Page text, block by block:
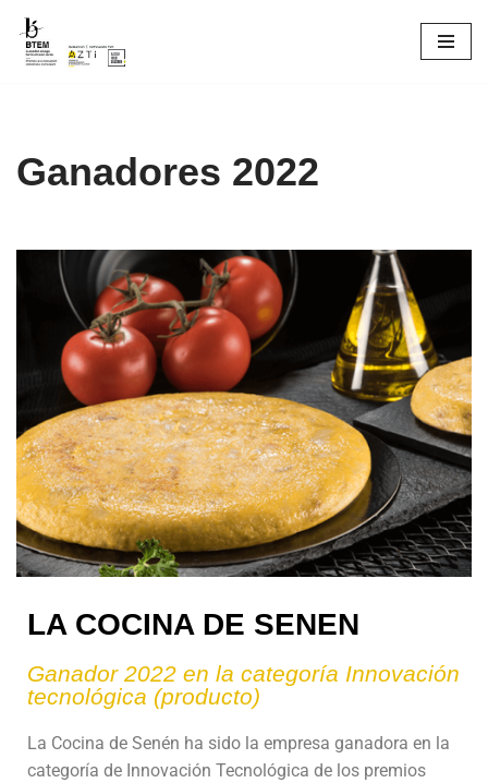
Saltar
Ganadores 2022
LA COCINA DE SENEN
Ganador 2022 en la categoría Innovación
tecnológica (producto)
La Cocina de Senén ha sido la empresa ganadora en la
categoría de Innovación Tecnológica de los premios